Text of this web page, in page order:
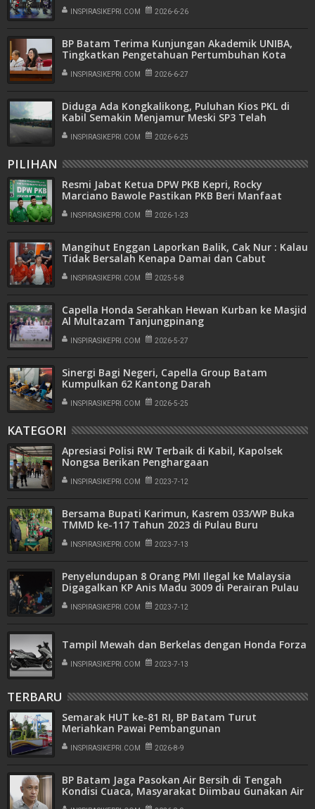
INSPIRASIKEPRI.COM 2026-6-26
BP Batam Terima Kunjungan Akademik UNIBA,
Tingkatkan Pengetahuan Pertumbuhan Kota
Batam
INSPIRASIKEPRI.COM 2026-6-27
Diduga Ada Kongkalikong, Puluhan Kios PKL di
Kabil Semakin Menjamur Meski SP3 Telah
Dilayangkan
INSPIRASIKEPRI.COM 2026-6-25
PILIHAN
Resmi Jabat Ketua DPW PKB Kepri, Rocky
Marciano Bawole Pastikan PKB Beri Manfaat
Nyata Bagi Masyarakat
INSPIRASIKEPRI.COM 2026-1-23
Mangihut Enggan Laporkan Balik, Cak Nur : Kalau
Tidak Bersalah Kenapa Damai dan Cabut
Laporan
INSPIRASIKEPRI.COM 2025-5-8
Capella Honda Serahkan Hewan Kurban ke Masjid
Al Multazam Tanjungpinang
INSPIRASIKEPRI.COM 2026-5-27
Sinergi Bagi Negeri, Capella Group Batam
Kumpulkan 62 Kantong Darah
INSPIRASIKEPRI.COM 2026-5-25
KATEGORI
Apresiasi Polisi RW Terbaik di Kabil, Kapolsek
Nongsa Berikan Penghargaan
INSPIRASIKEPRI.COM 2023-7-12
Bersama Bupati Karimun, Kasrem 033/WP Buka
TMMD ke-117 Tahun 2023 di Pulau Buru
INSPIRASIKEPRI.COM 2023-7-13
Penyelundupan 8 Orang PMI Ilegal ke Malaysia
Digagalkan KP Anis Madu 3009 di Perairan Pulau
Air Raja Galang
INSPIRASIKEPRI.COM 2023-7-12
Tampil Mewah dan Berkelas dengan Honda Forza
INSPIRASIKEPRI.COM 2023-7-13
TERBARU
Semarak HUT ke-81 RI, BP Batam Turut
Meriahkan Pawai Pembangunan
INSPIRASIKEPRI.COM 2026-8-9
BP Batam Jaga Pasokan Air Bersih di Tengah
Kondisi Cuaca, Masyarakat Diimbau Gunakan Air
Secara Bijak